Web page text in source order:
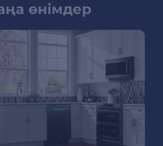
өнімдер